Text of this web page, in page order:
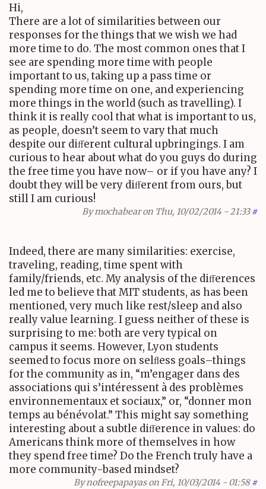
Hi,
There are a lot of similarities between our
responses for the things that we wish we had
more time to do. The most common ones that I
see are spending more time with people
important to us, taking up a pass time or
spending more time on one, and experiencing
more things in the world (such as travelling). I
think it is really cool that what is important to us,
as people, doesn’t seem to vary that much
despite our diﬀerent cultural upbringings. I am
curious to hear about what do you guys do during
the free time you have now– or if you have any? I
doubt they will be very diﬀerent from ours, but
still I am curious!
Bymochabearon Thu, 10/02/2014 - 21:33 #
Indeed, there are many similarities: exercise,
traveling, reading, time spent with
family/friends, etc. My analysis of the diﬀerences
led me to believe thatMIT students, as has been
mentioned, very much like rest/sleep and also
really value learning. I guess neither of these is
surprising to me: both are very typical on
campus it seems. However, Lyon students
seemed to focus more on selﬂess goals–things
for the community as in, “m’engager dans des
associations qui s’intéressent à des problèmes
environnementaux et sociaux,” or, “donner mon
temps au bénévolat.” This might say something
interesting about a subtle diﬀerence in values: do
Americans think more of themselves in how
they spend free time? Do the French truly have a
more community-based mindset?
Bynofreepapayason Fri, 10/03/2014 - 01:58 #